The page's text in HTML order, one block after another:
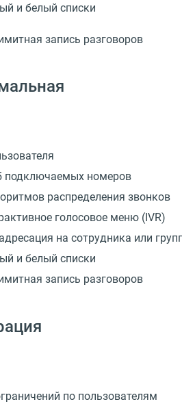
и белый списки
запись разговоров
подключаемых номеров
распределения звонков
голосовое меню (IVR)
на сотрудника или
и белый списки
запись разговоров
по пользователям